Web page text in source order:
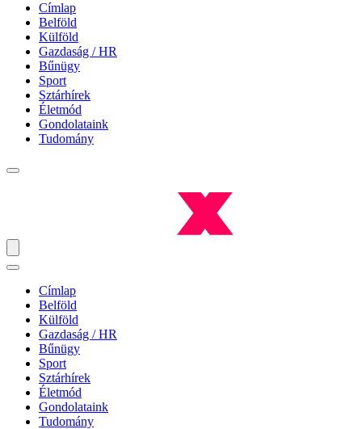
Címlap
Belföld
Külföld
Gazdaság / HR
Bűnügy
Sport
Sztárhírek
Életmód
Gondolataink
Tudomány
Címlap
Belföld
Külföld
Gazdaság / HR
Bűnügy
Sport
Sztárhírek
Életmód
Gondolataink
Tudomány